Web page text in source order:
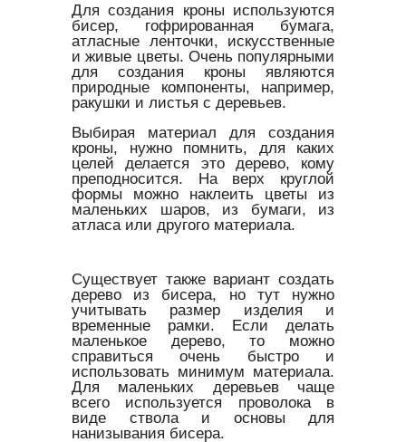
Для создания кроны используются
бисер, гофрированная бумага,
атласные ленточки, искусственные
и живые цветы. Очень популярными
для создания кроны являются
природные компоненты, например,
ракушки и листья с деревьев.
Выбирая материал для создания
кроны, нужно помнить, для каких
целей делается это дерево, кому
преподносится. На верх круглой
формы можно наклеить цветы из
маленьких шаров, из бумаги, из
атласа или другого материала.
Существует также вариант создать
дерево из бисера, но тут нужно
учитывать размер изделия и
временные рамки. Если делать
маленькое дерево, то можно
справиться очень быстро и
использовать минимум материала.
Для маленьких деревьев чаще
всего используется проволока в
виде ствола и основы для
нанизывания бисера.